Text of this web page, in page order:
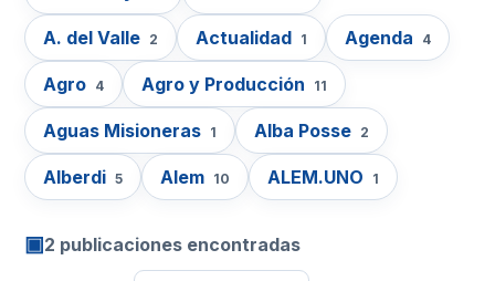
A. del Valle 2 Actualidad 1 Agenda 4
Agro 4 Agro y Producción 11
Aguas Misioneras 1 Alba Posse 2
Alberdi 5 Alem 10 ALEM.UNO 1
▣2 publicaciones encontradas